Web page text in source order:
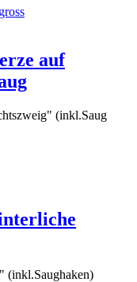
auf
(inkl.Saug
(inkl.Saughaken)